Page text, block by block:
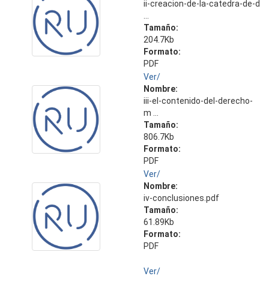
ii-creacion-de-la-catedra-de-d
Tamaño:
204.7Kb
Formato:
PDF
Ver/
Nombre:
iii-el-contenido-del-derecho-
m ...
Tamaño:
806.7Kb
Formato:
PDF
Ver/
Nombre:
iv-conclusiones.pdf
Tamaño:
61.89Kb
Formato:
PDF
Ver/